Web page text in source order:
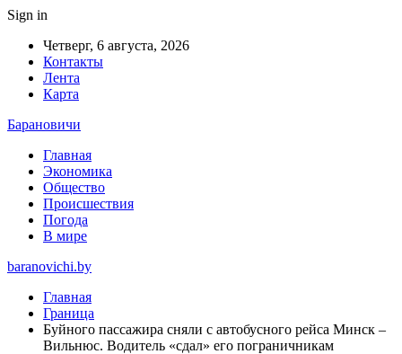
Sign in
Четверг, 6 августа, 2026
Контакты
Лента
Карта
Барановичи
Главная
Экономика
Общество
Происшествия
Погода
В мире
baranovichi.by
Главная
Граница
Буйного пассажира сняли с автобусного рейса Минск –
Вильнюс. Водитель «сдал» его пограничникам